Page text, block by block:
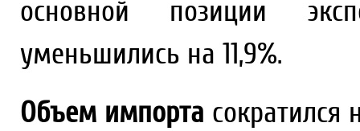
основной позиции
уменьшились на 11,9%.
Объем импорта сократился